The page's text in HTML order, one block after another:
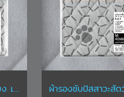
ผ้ารองซับปัสสาวะสัตว์เลี้ยง เพ็ท พี แพด ขนาด L ขนาด 50 x 70 ซม. สีเทา